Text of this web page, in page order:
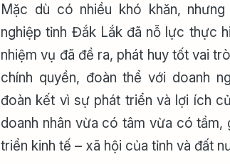
Mặc dù có nhiều khó khăn,
nghiệp tỉnh Đắk Lắk đã nỗ lực thực
nhiệm vụ đã đề ra, phát huy tốt vai
chính quyền, đoàn thể với doanh
đoàn kết vì sự phát triển và lợi ích
doanh nhân vừa có tâm vừa có
triển kinh tế – xã hội của tỉnh và đất